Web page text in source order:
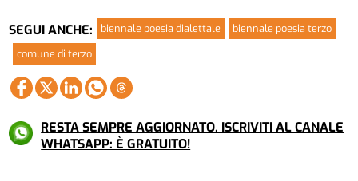
SEGUI ANCHE: biennale poesia dialettale
biennale poesia terzo
comune di terzo
RESTA SEMPRE AGGIORNATO. ISCRIVITI AL CANALE
WHATSAPP: È GRATUITO!